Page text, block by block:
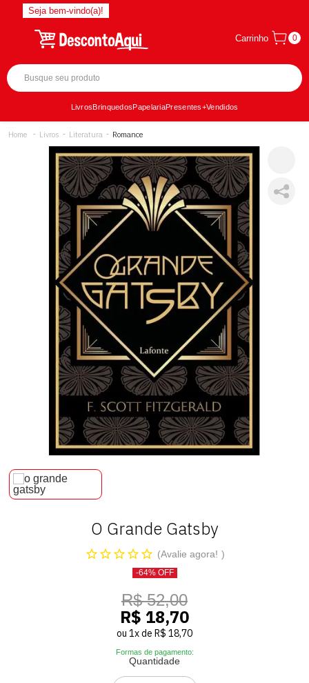
Seja bem-vindo(a)!
Carrinho 0
LivrosBrinquedosPapelariaPresentes+Vendidos
Livros Literatura Romance
O Grande Gatsby
Avalie agora!
-64% OFF
R$ 52,00
R$ 18,70
ou 1xde R$ 18,70
Formas de pagamento:
Quantidade